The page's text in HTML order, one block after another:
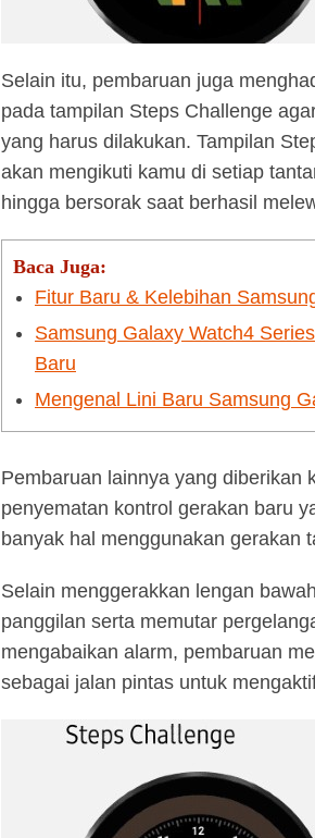
Selain itu, pembaruan juga
pada tampilan Steps Challenge
yang harus dilakukan. Tampilan
akan mengikuti kamu di setiap
hingga bersorak saat berhasil
Baca Juga:
Fitur Baru & Kelebihan
Samsung Galaxy Watch4
Baru
Mengenal Lini Baru Samsung
Pembaruan lainnya yang diberikan
penyematan kontrol gerakan baru
banyak hal menggunakan gerakan
Selain menggerakkan lengan
panggilan serta memutar
mengabaikan alarm, pembaruan
sebagai jalan pintas untuk